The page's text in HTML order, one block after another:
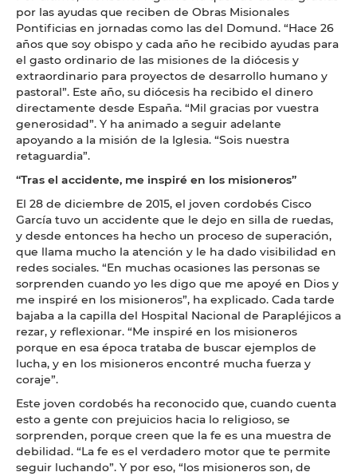
por las ayudas que reciben de Obras Misionales
Pontificias en jornadas como las del Domund. “Hace 26
años que soy obispo y cada año he recibido ayudas para
el gasto ordinario de las misiones de la diócesis y
extraordinario para proyectos de desarrollo humano y
pastoral”. Este año, su diócesis ha recibido el dinero
directamente desde España. “Mil gracias por vuestra
generosidad”. Y ha animado a seguir adelante
apoyando a la misión de la Iglesia. “Sois nuestra
retaguardia”.
“Tras el accidente, me inspiré en los misioneros”
El 28 de diciembre de 2015, el joven cordobés Cisco
García tuvo un accidente que le dejo en silla de ruedas,
y desde entonces ha hecho un proceso de superación,
que llama mucho la atención y le ha dado visibilidad en
redes sociales. “En muchas ocasiones las personas se
sorprenden cuando yo les digo que me apoyé en Dios y
me inspiré en los misioneros”, ha explicado. Cada tarde
bajaba a la capilla del Hospital Nacional de Parapléjicos a
rezar, y reflexionar. “Me inspiré en los misioneros
porque en esa época trataba de buscar ejemplos de
lucha, y en los misioneros encontré mucha fuerza y
coraje”.
Este joven cordobés ha reconocido que, cuando cuenta
esto a gente con prejuicios hacia lo religioso, se
sorprenden, porque creen que la fe es una muestra de
debilidad. “La fe es el verdadero motor que te permite
seguir luchando”. Y por eso, “los misioneros son, de